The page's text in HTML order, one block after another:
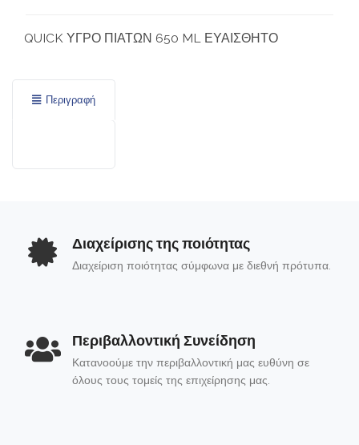
QUICK ΥΓΡΟ ΠΙΑΤΩΝ 650 ML ΕΥΑΙΣΘΗΤΟ
Περιγραφή
Διαχείρισης της ποιότητας
Διαχείριση ποιότητας σύμφωνα με διεθνή πρότυπα.
Περιβαλλοντική Συνείδηση
Κατανοούμε την περιβαλλοντική μας ευθύνη σε
όλους τους τομείς της επιχείρησης μας.